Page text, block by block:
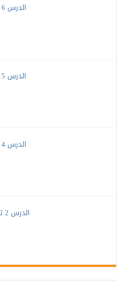
الدرس 6 تفسير آيات من سورة البقرة (3)
الدرس 5 تفسير آيات من سورة البقرة (2)
الدرس 4 تفسير آيات من سورة البقرة (1)
الدرس 2 تفسير آيات من سورة الفاتحة (2)